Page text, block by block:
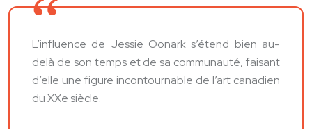
L’influence de Jessie Oonark s’étend bien au-
delà de son temps et de sa communauté, faisant
d’elle une figure incontournable de l’art canadien
du XXe siècle.